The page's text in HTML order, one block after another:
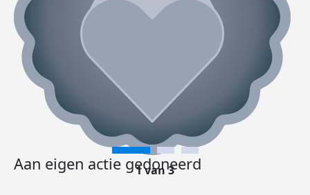
Aan eigen actie gedoneerd
1 van 3